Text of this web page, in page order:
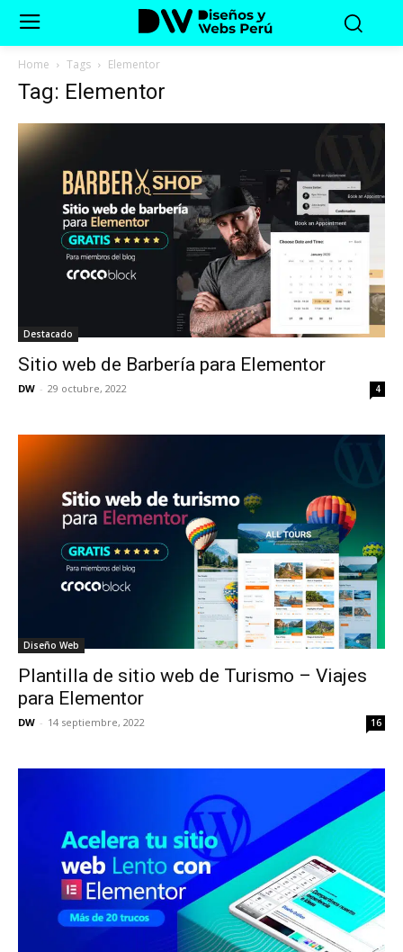
Home Tags Elementor
Tag: Elementor
Destacado
Sitio web de Barbería para Elementor
DW - 29 octubre, 2022 4
Diseño Web
Plantilla de sitio web de Turismo – Viajes
para Elementor
DW - 14 septiembre, 2022 16